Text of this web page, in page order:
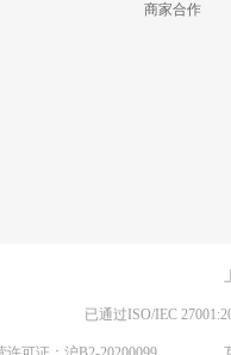
商家合作
已通过ISO/IEC